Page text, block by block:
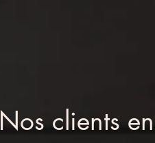
Nos clients